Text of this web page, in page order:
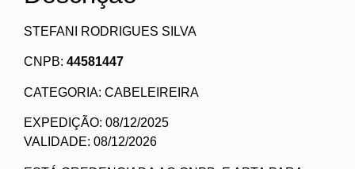
STEFANI RODRIGUES SILVA
CNPB: 44581447
CATEGORIA: CABELEIREIRA
EXPEDIÇÃO: 08/12/2025
VALIDADE: 08/12/2026